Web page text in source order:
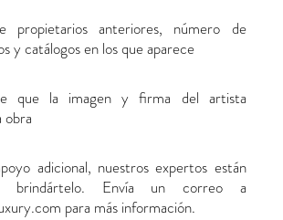
propietarios anteriores, número de
y catálogos en los que aparece
que la imagen y firma del artista
obra
adicional, nuestros expertos están
brindártelo. Envía un correo a
para más información.